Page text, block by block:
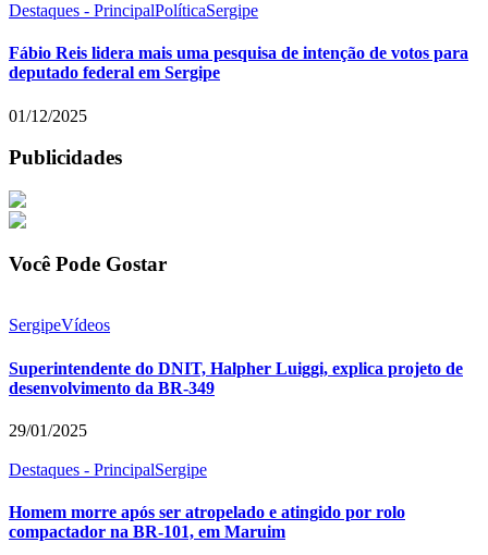
Destaques - PrincipalPolíticaSergipe
Fábio Reis lidera mais uma pesquisa de intenção de votos para
deputado federal em Sergipe
01/12/2025
Publicidades
Você Pode Gostar
SergipeVídeos
Superintendente do DNIT, Halpher Luiggi, explica projeto de
desenvolvimento da BR-349
29/01/2025
Destaques - PrincipalSergipe
Homem morre após ser atropelado e atingido por rolo
compactador na BR-101, em Maruim